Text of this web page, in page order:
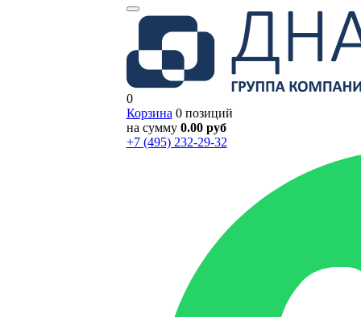
0
Корзина 0 позиций
на сумму 0.00 руб
+7 (495) 232-29-32